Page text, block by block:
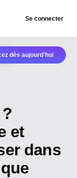
Se connecter
dès aujourd'hui
et
dans